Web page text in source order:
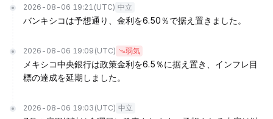
2026-08-06 19:21 (UTC) 中立
バンキシコは予想通り、金利を6.50％で据え置きました。
2026-08-06 19:09 (UTC) 弱気
メキシコ中央銀行は政策金利を6.5％に据え置き、インフレ目
標の達成を延期しました。
2026-08-06 19:03 (UTC) 中立